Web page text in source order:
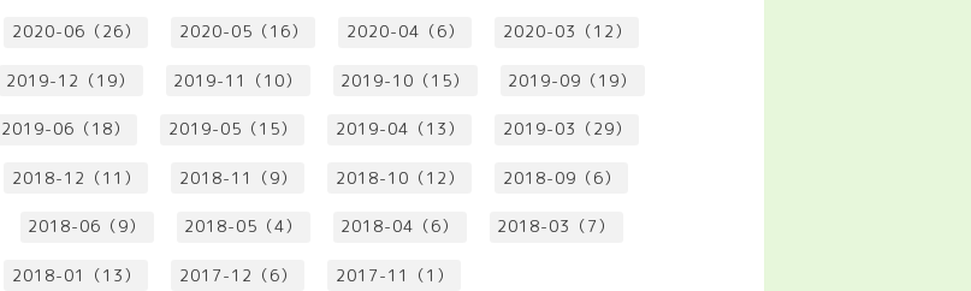
2020-06（26） 2020-05（16） 2020-04（6） 2020-03（12）
2019-12（19） 2019-11（10） 2019-10（15） 2019-09（19）
2019-06（18） 2019-05（15） 2019-04（13） 2019-03（29）
2018-12（11） 2018-11（9） 2018-10（12） 2018-09（6）
2018-06（9） 2018-05（4） 2018-04（6） 2018-03（7）
2018-01（13） 2017-12（6） 2017-11（1）